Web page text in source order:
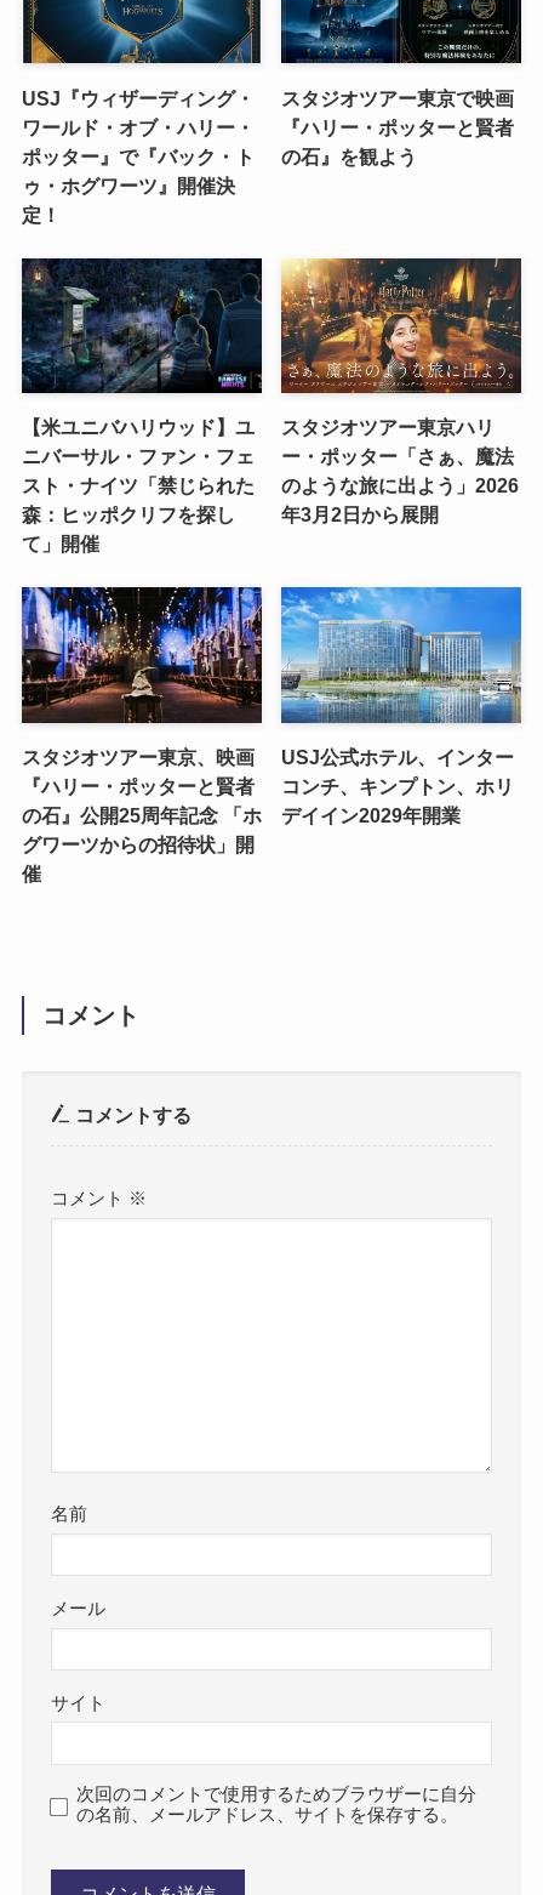
USJ『ウィザーディング・
ワールド・オブ・ハリー・
ポッター』で『バック・ト
ゥ・ホグワーツ』開催決
定！
スタジオツアー東京で映画
『ハリー・ポッターと賢者
の石』を観よう
【米ユニバハリウッド】ユ
ニバーサル・ファン・フェ
スト・ナイツ「禁じられた
森：ヒッポクリフを探し
て」開催
スタジオツアー東京ハリ
ー・ポッター「さぁ、魔法
のような旅に出よう」2026
年3月2日から展開
スタジオツアー東京、映画
『ハリー・ポッターと賢者
の石』公開25周年記念 「ホ
グワーツからの招待状」開
催
USJ公式ホテル、インター
コンチ、キンプトン、ホリ
デイイン2029年開業
コメント
コメントする
コメント ※
名前
メール
サイト
次回のコメントで使用するためブラウザーに自分
の名前、メールアドレス、サイトを保存する。